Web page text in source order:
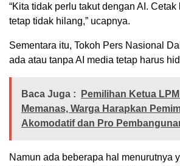
“Kita tidak perlu takut dengan AI. Cetak
tetap tidak hilang,” ucapnya.
Sementara itu, Tokoh Pers Nasional
ada atau tanpa AI media tetap harus
Baca Juga :
Pemilihan Ketua
Memanas, Warga Harapkan
Akomodatif dan Pro
Namun ada beberapa hal menurutnya